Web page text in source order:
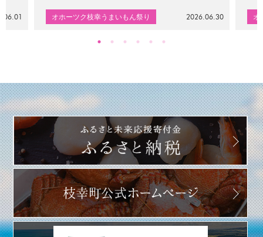
オホーツク枝幸うまいもん祭り 2026.06.30 オ